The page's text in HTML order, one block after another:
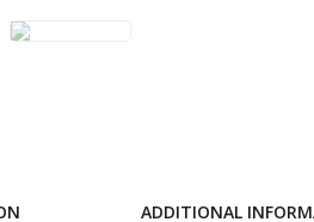
ADDITIONAL